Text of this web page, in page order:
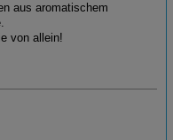
aus aromatischem
von allein!